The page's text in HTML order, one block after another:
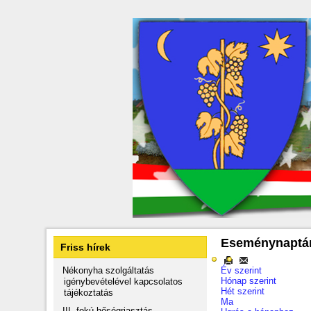
Friss hírek
Nékonyha szolgáltatás
igénybevételével kapcsolatos
tájékoztatás
Év szerint
Hónap szerint
Hét szerint
Ma